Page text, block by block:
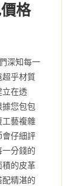
格
深知每一
超乎材質
立在透
您包包
工藝複雜
會仔細評
分錢的
的皮革
精湛的